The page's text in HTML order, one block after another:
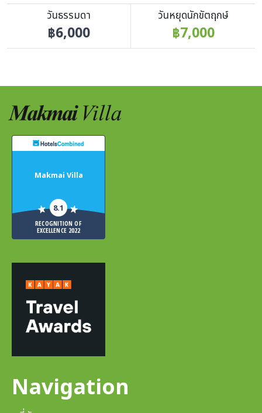
วันธรรมดา
฿6,000
วันหยุดนักขัตฤกษ์
฿7,000
Makmai Villa
8.1
RECOGNITION OF
EXCELLENCE 2022
Navigation